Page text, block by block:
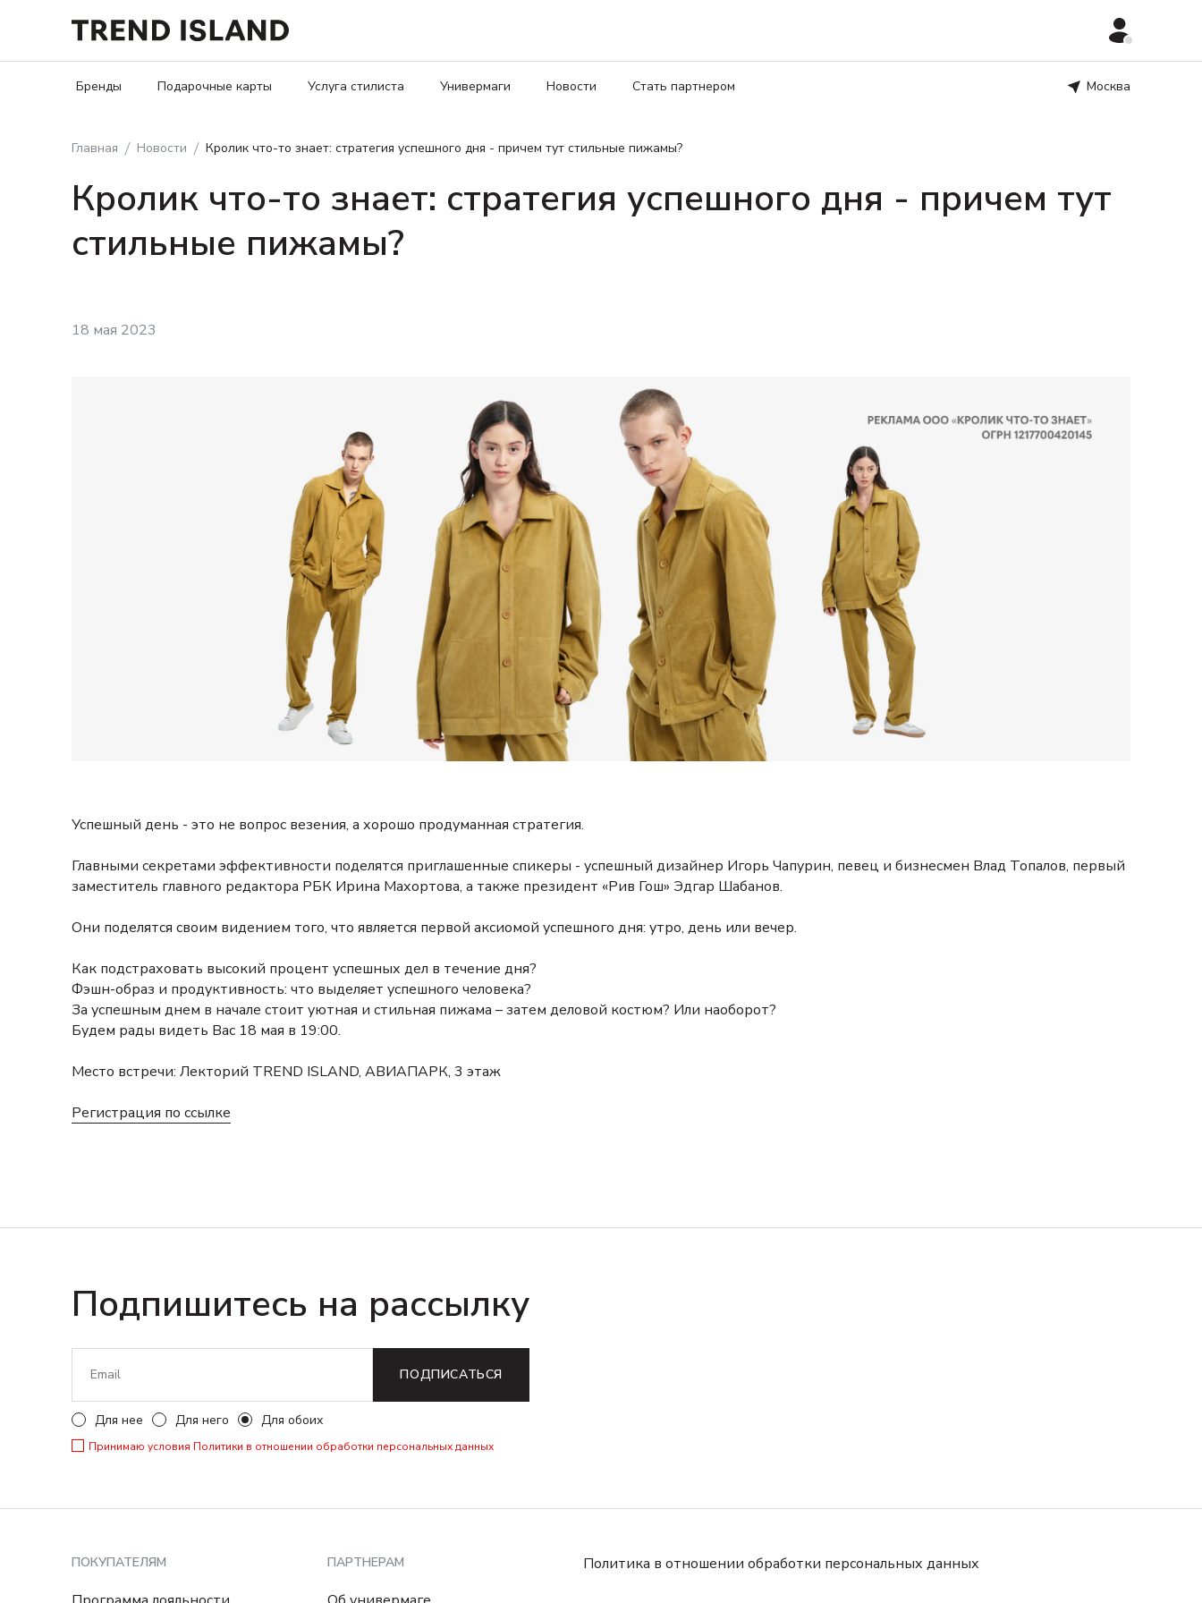
Бренды Подарочные карты Услуга стилиста Универмаги Новости Стать партнером Москва
Главная Новости Кролик что-то знает: стратегия успешного дня - причем тут стильные пижамы?
Кролик что-то знает: стратегия успешного дня - причем тут
стильные пижамы?
18 мая 2023
Успешный день - это не вопрос везения, а хорошо продуманная стратегия.
Главными секретами эффективности поделятся приглашенные спикеры - успешный дизайнер Игорь Чапурин, певец и бизнесмен Влад Топалов, первый
заместитель главного редактора РБК Ирина Махортова, а также президент «Рив Гош» Эдгар Шабанов.
Они поделятся своим видением того, что является первой аксиомой успешного дня: утро, день или вечер.
Как подстраховать высокий процент успешных дел в течение дня?
Фэшн-образ и продуктивность: что выделяет успешного человека?
За успешным днем в начале стоит уютная и стильная пижама – затем деловой костюм? Или наоборот?
Будем рады видеть Вас 18 мая в 19:00.
Место встречи: Лекторий TREND ISLAND, АВИАПАРК, 3 этаж
Регистрация по ссылке
Подпишитесь на рассылку
ПОДПИСАТЬСЯ
Для нее Для него Для обоих
Принимаю условия Политики в отношении обработки персональных данных
ПОКУПАТЕЛЯМ ПАРТНЕРАМ Политика в отношении обработки персональных данных